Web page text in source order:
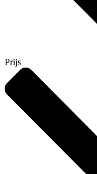
Prijs